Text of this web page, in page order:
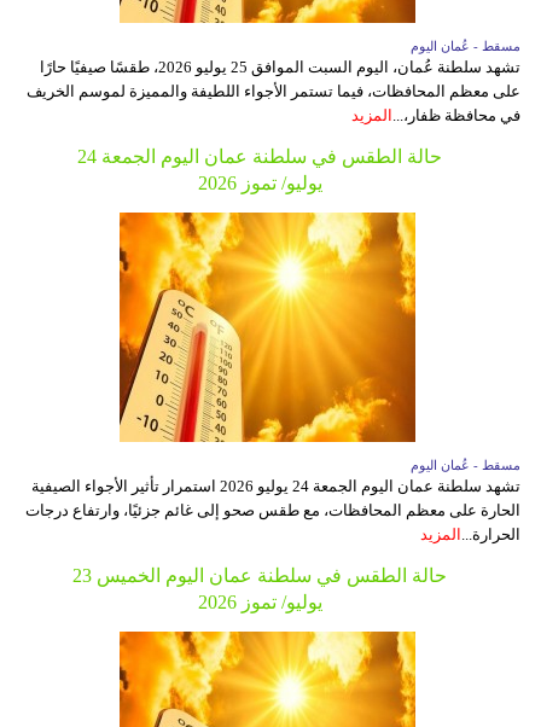
مسقط - عُمان اليوم
تشهد سلطنة عُمان، اليوم السبت الموافق 25 يوليو 2026، طقسًا صيفيًا حارًا
على معظم المحافظات، فيما تستمر الأجواء اللطيفة والمميزة لموسم الخريف
في محافظة ظفار،... المزيد
حالة الطقس في سلطنة عمان اليوم الجمعة 24
يوليو/ تموز 2026
مسقط - عُمان اليوم
تشهد سلطنة عمان اليوم الجمعة 24 يوليو 2026 استمرار تأثير الأجواء الصيفية
الحارة على معظم المحافظات، مع طقس صحو إلى غائم جزئيًا، وارتفاع درجات
الحرارة... المزيد
حالة الطقس في سلطنة عمان اليوم الخميس 23
يوليو/ تموز 2026